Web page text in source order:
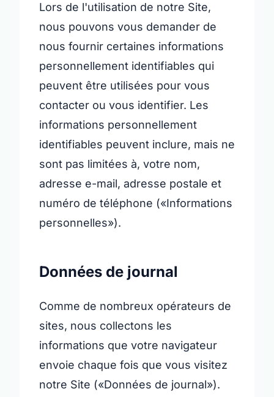
Lors de l'utilisation de notre Site,
nous pouvons vous demander de
nous fournir certaines informations
personnellement identifiables qui
peuvent être utilisées pour vous
contacter ou vous identifier. Les
informations personnellement
identifiables peuvent inclure, mais ne
sont pas limitées à, votre nom,
adresse e-mail, adresse postale et
numéro de téléphone («Informations
personnelles»).
Données de journal
Comme de nombreux opérateurs de
sites, nous collectons les
informations que votre navigateur
envoie chaque fois que vous visitez
notre Site («Données de journal»).